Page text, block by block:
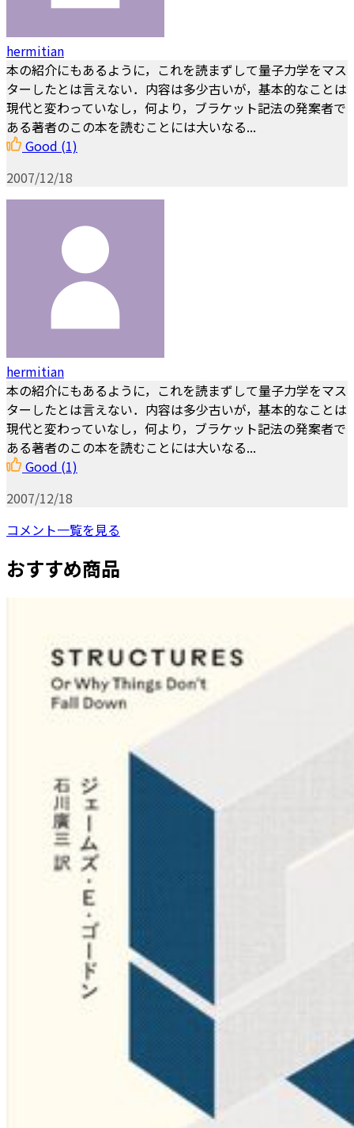
hermitian
本の紹介にもあるように，これを読まずして量子力学をマス
ターしたとは言えない．内容は多少古いが，基本的なことは
現代と変わっていなし，何より，ブラケット記法の発案者で
ある著者のこの本を読むことには大いなる...
Good (1)
2007/12/18
hermitian
本の紹介にもあるように，これを読まずして量子力学をマス
ターしたとは言えない．内容は多少古いが，基本的なことは
現代と変わっていなし，何より，ブラケット記法の発案者で
ある著者のこの本を読むことには大いなる...
Good (1)
2007/12/18
コメント一覧を見る
おすすめ商品